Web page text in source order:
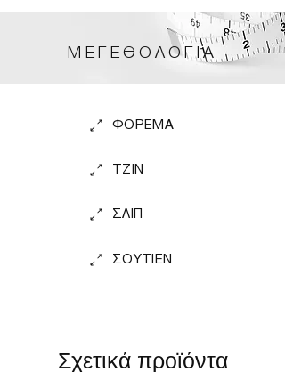
ΜΕΓΕΘΟΛΟΓΙΑ
ΦΟΡΕΜΑ
TZIN
ΣΛΙΠ
ΣΟΥΤΙΕΝ
Σχετικά προϊόντα